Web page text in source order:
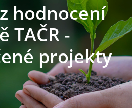
hodnocení
TAČR -
projekty